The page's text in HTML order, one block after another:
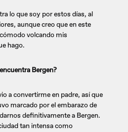
lo que soy por estos días, al
aunque creo que en este
volcando mis
hago.
Bergen?
a convertirme en padre, así que
marcado por el embarazo de
definitivamente a Bergen.
tan intensa como